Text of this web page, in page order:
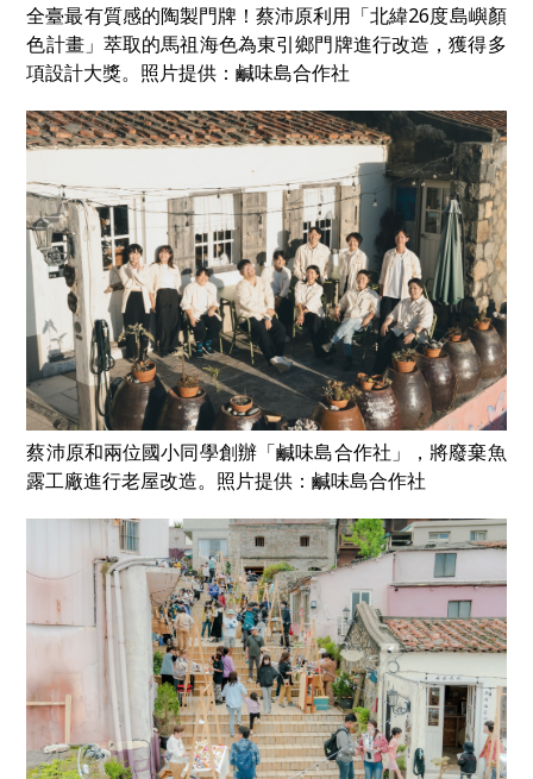
全臺最有質感的陶製門牌！蔡沛原利用「北緯26度島嶼顏
色計畫」萃取的馬祖海色為東引鄉門牌進行改造，獲得多
項設計大獎。照片提供：鹹味島合作社
蔡沛原和兩位國小同學創辦「鹹味島合作社」，將廢棄魚
露工廠進行老屋改造。照片提供：鹹味島合作社